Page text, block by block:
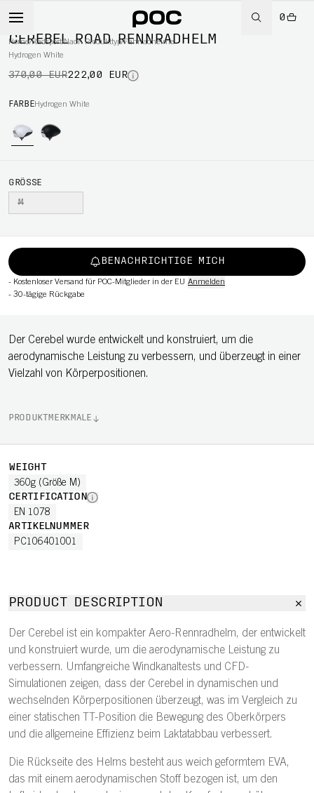
0
Home/Radsport/Nach Produkttyp/Fahrradhelme
-40%
CEREBEL ROAD RENNRADHELM
Hydrogen White
370,00 EUR222,00 EUR
FARBEHydrogen White
GRÖSSE
M
BENACHRICHTIGE MICH
- Kostenloser Versand für POC-Mitglieder in der EU Anmelden
- 30-tägige Rückgabe
Der Cerebel wurde entwickelt und konstruiert, um die
aerodynamische Leistung zu verbessern, und überzeugt in einer
Vielzahl von Körperpositionen.
PRODUKTMERKMALE
WEIGHT
360g (Größe M)
CERTIFICATION
EN 1078
ARTIKELNUMMER
PC106401001
PRODUCT DESCRIPTION
Der Cerebel ist ein kompakter Aero-Rennradhelm, der entwickelt
und konstruiert wurde, um die aerodynamische Leistung zu
verbessern. Umfangreiche Windkanaltests und CFD-
Simulationen zeigen, dass der Cerebel in dynamischen und
wechselnden Körperpositionen überzeugt, was im Vergleich zu
einer statischen TT-Position die Bewegung des Oberkörpers
und die allgemeine Effizienz beim Laktatabbau verbessert.
Die Rückseite des Helms besteht aus weich geformtem EVA,
das mit einem aerodynamischen Stoff bezogen ist, um den